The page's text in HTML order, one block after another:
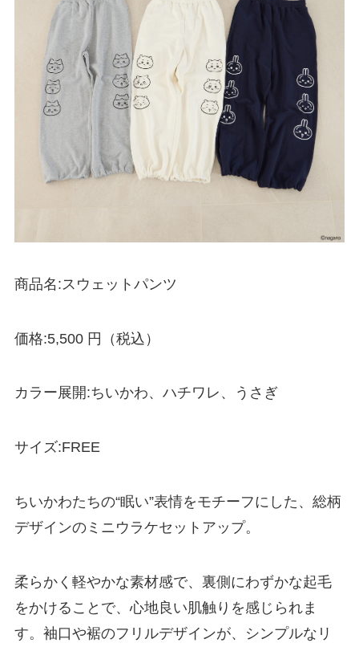
商品名:スウェットパンツ
価格:5,500 円（税込）
カラー展開:ちいかわ、ハチワレ、うさぎ
サイズ:FREE
ちいかわたちの“眠い”表情をモチーフにした、総柄
デザインのミニウラケセットアップ。
柔らかく軽やかな素材感で、裏側にわずかな起毛
をかけることで、心地良い肌触りを感じられま
す。袖口や裾のフリルデザインが、シンプルなリ